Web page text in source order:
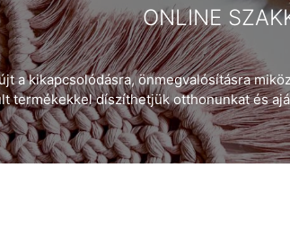
ONLINE
a kikapcsolódásra, önmegvalósításra
termékekkel díszíthetjük otthonunkat és